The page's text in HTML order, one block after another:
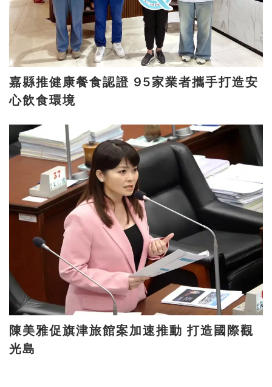
嘉縣推健康餐食認證 95家業者攜手打造安
心飲食環境
陳美雅促旗津旅館案加速推動 打造國際觀
光島